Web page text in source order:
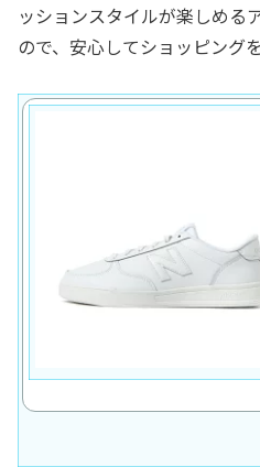
ッションスタイルが楽しめる
ので、安心してショッピング